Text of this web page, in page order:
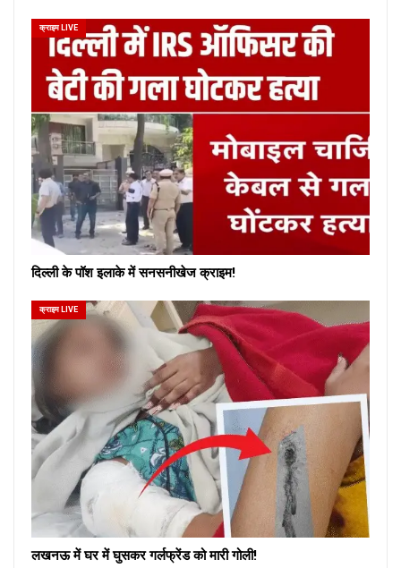
क्राइम LIVE
दिल्ली के पॉश इलाके में सनसनीखेज क्राइम!
क्राइम LIVE
लखनऊ में घर में घुसकर गर्लफ्रेंड को मारी गोली!